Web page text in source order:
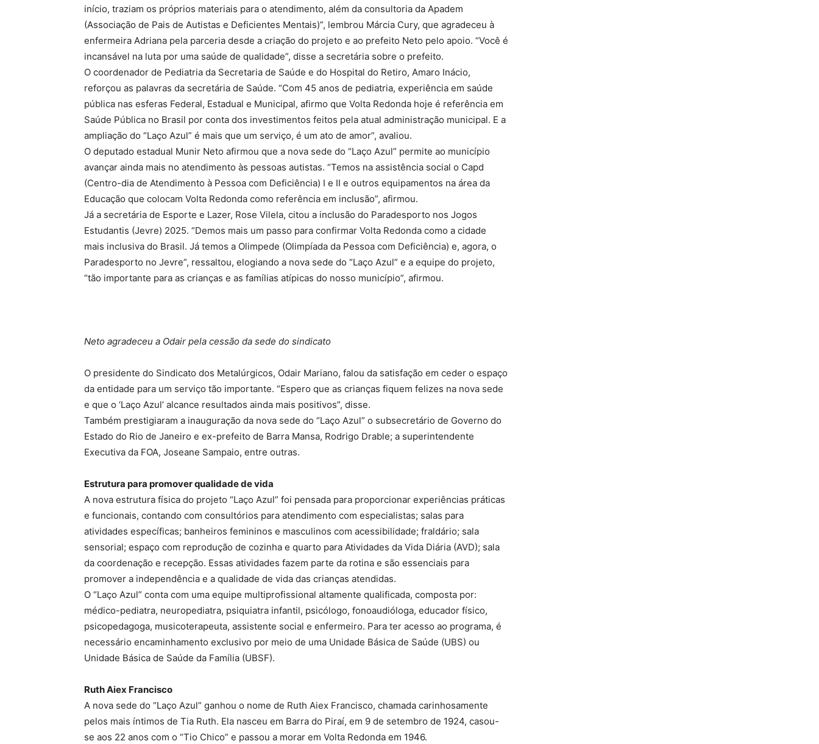
início, traziam os próprios materiais para o atendimento, além da consultoria da Apadem
(Associação de Pais de Autistas e Deficientes Mentais)”, lembrou Márcia Cury, que agradeceu à
enfermeira Adriana pela parceria desde a criação do projeto e ao prefeito Neto pelo apoio. “Você é
incansável na luta por uma saúde de qualidade”, disse a secretária sobre o prefeito.
O coordenador de Pediatria da Secretaria de Saúde e do Hospital do Retiro, Amaro Inácio,
reforçou as palavras da secretária de Saúde. “Com 45 anos de pediatria, experiência em saúde
pública nas esferas Federal, Estadual e Municipal, afirmo que Volta Redonda hoje é referência em
Saúde Pública no Brasil por conta dos investimentos feitos pela atual administração municipal. E a
ampliação do “Laço Azul” é mais que um serviço, é um ato de amor”, avaliou.
O deputado estadual Munir Neto afirmou que a nova sede do “Laço Azul” permite ao município
avançar ainda mais no atendimento às pessoas autistas. “Temos na assistência social o Capd
(Centro-dia de Atendimento à Pessoa com Deficiência) I e II e outros equipamentos na área da
Educação que colocam Volta Redonda como referência em inclusão”, afirmou.
Já a secretária de Esporte e Lazer, Rose Vilela, citou a inclusão do Paradesporto nos Jogos
Estudantis (Jevre) 2025. “Demos mais um passo para confirmar Volta Redonda como a cidade
mais inclusiva do Brasil. Já temos a Olimpede (Olimpíada da Pessoa com Deficiência) e, agora, o
Paradesporto no Jevre”, ressaltou, elogiando a nova sede do “Laço Azul” e a equipe do projeto,
“tão importante para as crianças e as famílias atípicas do nosso município”, afirmou.
Neto agradeceu a Odair pela cessão da sede do sindicato
O presidente do Sindicato dos Metalúrgicos, Odair Mariano, falou da satisfação em ceder o espaço
da entidade para um serviço tão importante. “Espero que as crianças fiquem felizes na nova sede
e que o ‘Laço Azul’ alcance resultados ainda mais positivos”, disse.
Também prestigiaram a inauguração da nova sede do “Laço Azul” o subsecretário de Governo do
Estado do Rio de Janeiro e ex-prefeito de Barra Mansa, Rodrigo Drable; a superintendente
Executiva da FOA, Joseane Sampaio, entre outras.
Estrutura para promover qualidade de vida
A nova estrutura física do projeto “Laço Azul” foi pensada para proporcionar experiências práticas
e funcionais, contando com consultórios para atendimento com especialistas; salas para
atividades específicas; banheiros femininos e masculinos com acessibilidade; fraldário; sala
sensorial; espaço com reprodução de cozinha e quarto para Atividades da Vida Diária (AVD); sala
da coordenação e recepção. Essas atividades fazem parte da rotina e são essenciais para
promover a independência e a qualidade de vida das crianças atendidas.
O “Laço Azul” conta com uma equipe multiprofissional altamente qualificada, composta por:
médico-pediatra, neuropediatra, psiquiatra infantil, psicólogo, fonoaudióloga, educador físico,
psicopedagoga, musicoterapeuta, assistente social e enfermeiro. Para ter acesso ao programa, é
necessário encaminhamento exclusivo por meio de uma Unidade Básica de Saúde (UBS) ou
Unidade Básica de Saúde da Família (UBSF).
Ruth Aiex Francisco
A nova sede do “Laço Azul” ganhou o nome de Ruth Aiex Francisco, chamada carinhosamente
pelos mais íntimos de Tia Ruth. Ela nasceu em Barra do Piraí, em 9 de setembro de 1924, casou-
se aos 22 anos com o “Tio Chico” e passou a morar em Volta Redonda em 1946.